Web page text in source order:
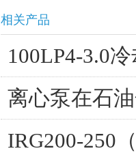
相关产品
100LP4-3.0
离心泵在石
IRG200-250